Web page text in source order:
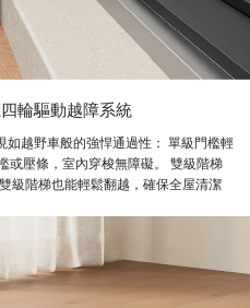
輪驅動越障系統
越野車般的強悍通過性： 單級門檻輕
或壓條，室內穿梭無障礙。 雙級階梯
級階梯也能輕鬆翻越，確保全屋清潔